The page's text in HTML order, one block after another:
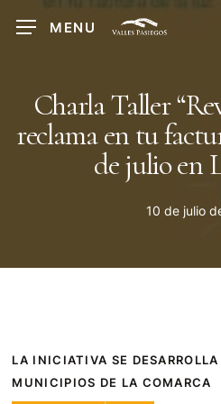
MENU
Charla Taller
reclama en tu
de julio en
10 de julio
LA INICIATIVA SE DESARROLLA
MUNICIPIOS DE LA COMARCA